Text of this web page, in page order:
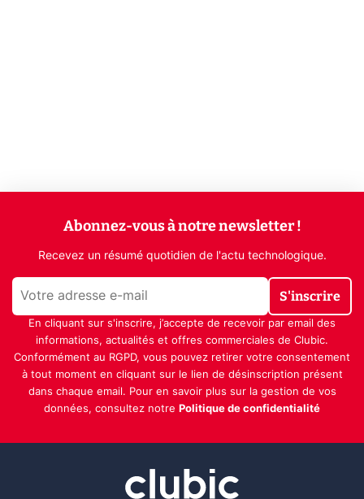
Abonnez-vous à notre newsletter !
Recevez un résumé quotidien de l'actu technologique.
S'inscrire
En cliquant sur s'inscrire, j’accepte de recevoir par email des
informations, actualités et offres commerciales de Clubic.
Conformément au RGPD, vous pouvez retirer votre consentement
à tout moment en cliquant sur le lien de désinscription présent
dans chaque email. Pour en savoir plus sur la gestion de vos
données, consultez notre Politique de confidentialité